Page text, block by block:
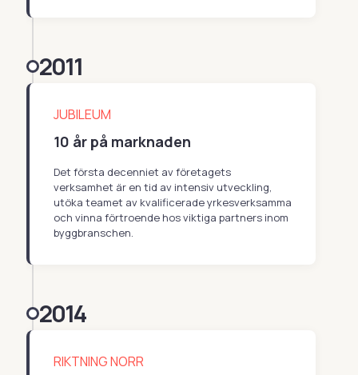
2011
JUBILEUM
10 år på marknaden
Det första decenniet av företagets
verksamhet är en tid av intensiv utveckling,
utöka teamet av kvalificerade yrkesverksamma
och vinna förtroende hos viktiga partners inom
byggbranschen.
2014
RIKTNING NORR